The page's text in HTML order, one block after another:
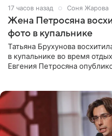
17 часов назад Соня Жарова
Жена Петросяна
фото в купальнике
Татьяна Брухунова
в купальнике во время
Евгения Петросяна